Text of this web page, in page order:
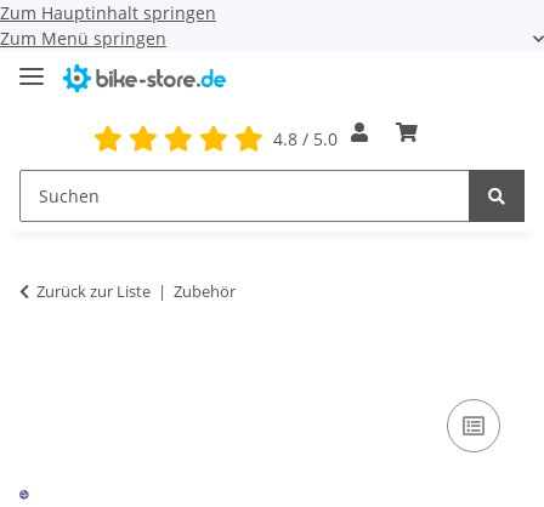
Zum Hauptinhalt springen
Zum Menü springen
4.8 / 5.0
Zurück zur Liste Zubehör